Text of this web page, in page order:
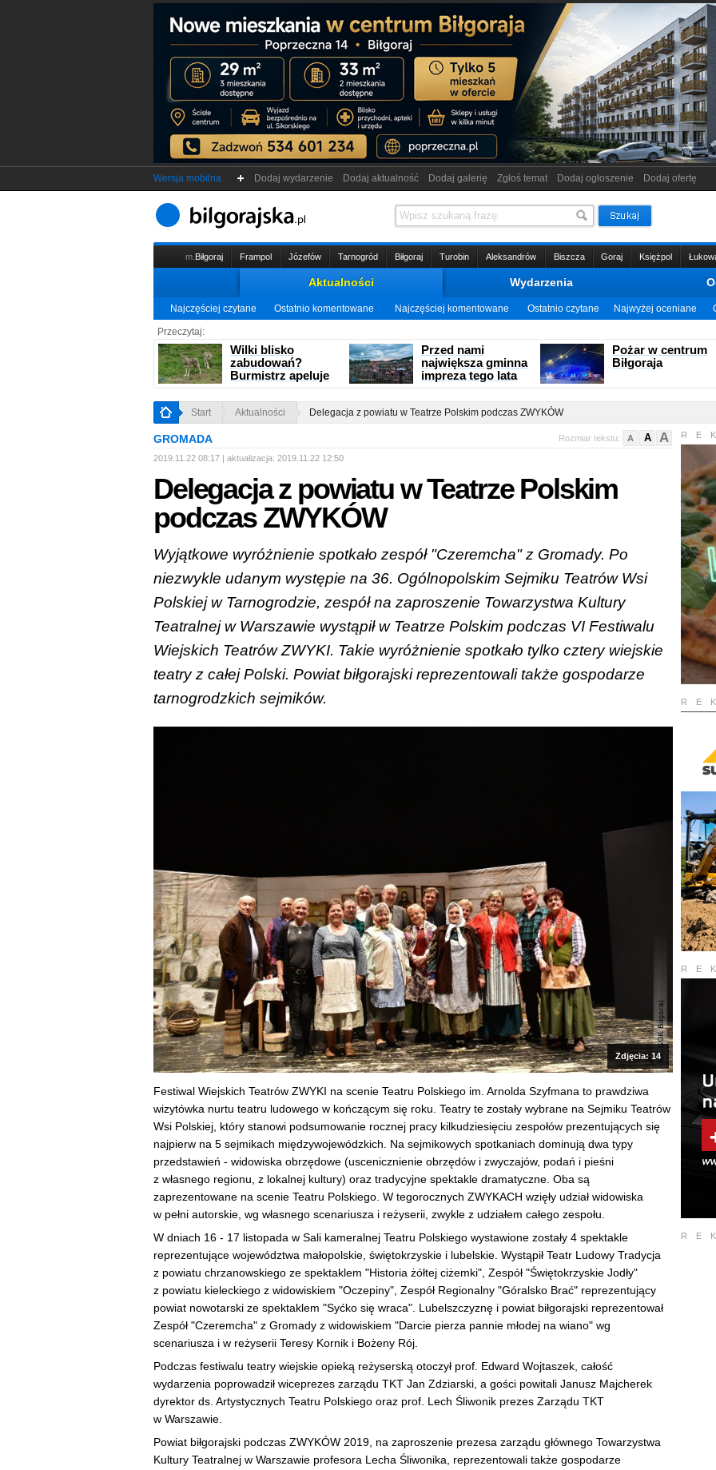
Wersja mobilna Dodaj wydarzenie Dodaj aktualność Dodaj galerię Zgłoś temat Dodaj ogłoszenie Dodaj ofertę
m. Biłgoraj Frampol Józefów Tarnogród Biłgoraj Turobin Aleksandrów Biszcza Goraj Księżpol
Aktualności Wydarzenia
Najczęściej czytane Ostatnio komentowane Najczęściej komentowane Ostatnio czytane Najwyżej oceniane
Przeczytaj:
Wilki blisko
zabudowań?
Burmistrz apeluje
Przed nami
największa gminna
impreza tego lata
Pożar w centrum
Biłgoraja
Start Aktualności Delegacja z powiatu w Teatrze Polskim podczas ZWYKÓW
Rozmiar tekstu: A A A
GROMADA
2019.11.22 08:17 | aktualizacja: 2019.11.22 12:50
Delegacja z powiatu w Teatrze Polskim
podczas ZWYKÓW
Wyjątkowe wyróżnienie spotkało zespół "Czeremcha" z Gromady. Po
niezwykle udanym występie na 36. Ogólnopolskim Sejmiku Teatrów Wsi
Polskiej w Tarnogrodzie, zespół na zaproszenie Towarzystwa Kultury
Teatralnej w Warszawie wystąpił w Teatrze Polskim podczas VI Festiwalu
Wiejskich Teatrów ZWYKI. Takie wyróżnienie spotkało tylko cztery wiejskie
teatry z całej Polski. Powiat biłgorajski reprezentowali także gospodarze
tarnogrodzkich sejmików.
Zdjęcia: 14
Festiwal Wiejskich Teatrów ZWYKI na scenie Teatru Polskiego im. Arnolda Szyfmana to prawdziwa
wizytówka nurtu teatru ludowego w kończącym się roku. Teatry te zostały wybrane na Sejmiku Teatrów
Wsi Polskiej, który stanowi podsumowanie rocznej pracy kilkudziesięciu zespołów prezentujących się
najpierw na 5 sejmikach międzywojewódzkich. Na sejmikowych spotkaniach dominują dwa typy
przedstawień - widowiska obrzędowe (uscenicznienie obrzędów i zwyczajów, podań i pieśni
z własnego regionu, z lokalnej kultury) oraz tradycyjne spektakle dramatyczne. Oba są
zaprezentowane na scenie Teatru Polskiego. W tegorocznych ZWYKACH wzięły udział widowiska
w pełni autorskie, wg własnego scenariusza i reżyserii, zwykle z udziałem całego zespołu.
W dniach 16 - 17 listopada w Sali kameralnej Teatru Polskiego wystawione zostały 4 spektakle
reprezentujące województwa małopolskie, świętokrzyskie i lubelskie. Wystąpił Teatr Ludowy Tradycja
z powiatu chrzanowskiego ze spektaklem "Historia żółtej ciżemki", Zespół "Świętokrzyskie Jodły"
z powiatu kieleckiego z widowiskiem "Oczepiny", Zespół Regionalny "Góralsko Brać" reprezentujący
powiat nowotarski ze spektaklem "Syćko się wraca". Lubelszczyznę i powiat biłgorajski reprezentował
Zespół "Czeremcha" z Gromady z widowiskiem "Darcie pierza pannie młodej na wiano" wg
scenariusza i w reżyserii Teresy Kornik i Bożeny Rój.
Podczas festiwalu teatry wiejskie opieką reżyserską otoczył prof. Edward Wojtaszek, całość
wydarzenia poprowadził wiceprezes zarządu TKT Jan Zdziarski, a gości powitali Janusz Majcherek
dyrektor ds. Artystycznych Teatru Polskiego oraz prof. Lech Śliwonik prezes Zarządu TKT
w Warszawie.
Powiat biłgorajski podczas ZWYKÓW 2019, na zaproszenie prezesa zarządu głównego Towarzystwa
Kultury Teatralnej w Warszawie profesora Lecha Śliwonika, reprezentowali także gospodarze